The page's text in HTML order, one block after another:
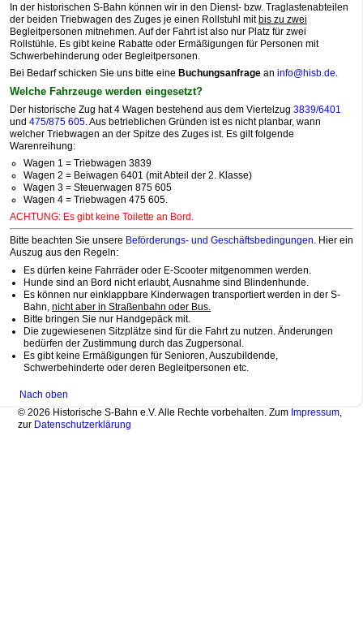
In der historischen S-Bahn können wir in den Dienst- bzw. Traglastenabteilen
der beiden Triebwagen des Zuges je einen Rollstuhl mitbis zu zwei
Begleitpersonen mitnehmen. Auf der Fahrt ist also nur Platz für zwei
Rollstühle. Es gibt keine Rabatte oder Ermäßigungen für Personen mit
Schwerbehinderung oder Begleitpersonen.
Bei Bedarf schicken Sie uns bitte eine Buchungsanfrage an info@hisb.de
Welche Fahrzeuge werden eingesetzt?
Der historische Zug hat 4 Wagen bestehend aus dem Viertelzug 3839/6401
und 475/875 605.Aus betrieblichen Gründen ist es nicht planbar, wann
welcher Triebwagen an der Spitze des Zuges ist. Es gilt folgende
Warenreihung:
Wagen 1 = Triebwagen 3839
Wagen 2 = Beiwagen 6401 (mit Abteil der 2. Klasse)
Wagen 3 = Steuerwagen 875 605
Wagen 4 = Triebwagen 475 605.
ACHTUNG: Es gibt keine Toilette an Bord.
Bitte beachten Sie unsere Beförderungs- und Geschäftsbedingungen. Hier ein
Auszug aus den Regeln:
Es dürfen keine Fahrräder oder E-Scooter mitgenommen werden.
Hunde sind an Bord nicht erlaubt, Ausnahme sind Blindenhunde.
Es können nur einklappbare Kinderwagen transportiert werden in der S-
Bahn,nicht aber in Straßenbahn oder Bus.
Bitte bringen Sie nur Handgepäck mit.
Die zugewiesenen Sitzplätze sind für die Fahrt zu nutzen. Änderungen
bedürfen der Zustimmung durch das Zugpersonal.
Es gibt keine Ermäßigungen für Senioren, Auszubildende,
Schwerbehinderte oder deren Begleitpersonen etc.
Nach oben
© 2026 Historische S-Bahn e.V. Alle Rechte vorbehalten. Zum Impressum
zur Datenschutzerklärung